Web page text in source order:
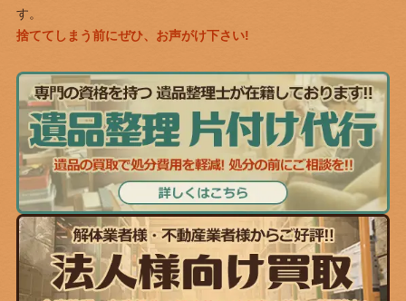
す。
捨ててしまう前にぜひ、お声がけ下さい!